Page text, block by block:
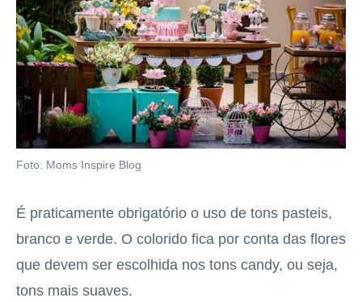
Foto: Moms Inspire Blog
É praticamente obrigatório o uso de tons pasteis,
branco e verde. O colorido fica por conta das flores
que devem ser escolhida nos tons candy, ou seja,
tons mais suaves.